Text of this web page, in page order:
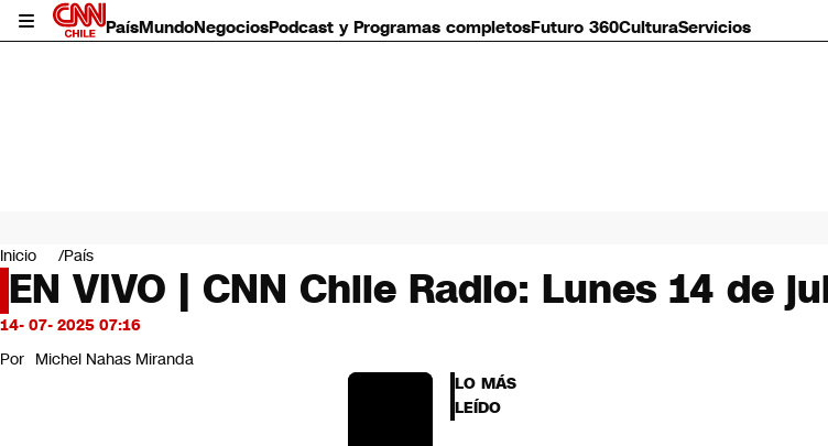
PaísMundoNegociosPodcast y Programas completosFuturo 360CulturaServicios
Mundo
Negocios
Deportes
Programas completos
Servicios
Inicio País
EN VIVO | CNN Chile Radio: Lunes 14 de
14- 07- 2025 07:16
Por Michel Nahas Miranda
LO MÁS
LEÍDO